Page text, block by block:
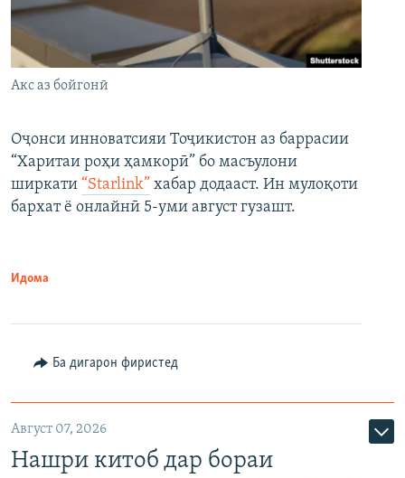
Акс аз бойгонӣ
Оҷонси инноватсияи Тоҷикистон аз баррасии
“Харитаи роҳи ҳамкорӣ” бо масъулони
ширкати “Starlink” хабар додааст. Ин мулоқоти
бархат ё онлайнӣ 5-уми август гузашт.
Идома
Ба дигарон фиристед
Август 07, 2026
Нашри китоб дар бораи